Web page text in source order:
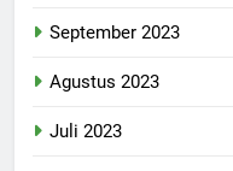
September 2023
Agustus 2023
Juli 2023